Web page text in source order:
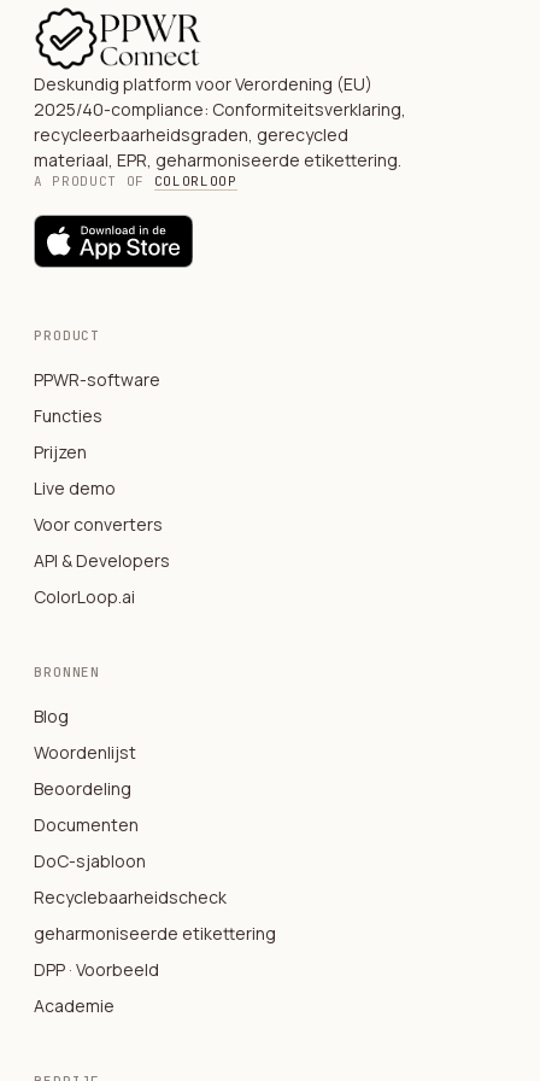
Deskundig platform voor Verordening (EU)
2025/40-compliance: Conformiteitsverklaring,
recycleerbaarheidsgraden, gerecycled
materiaal, EPR, geharmoniseerde etikettering.
A PRODUCT OF COLORLOOP
PRODUCT
PPWR-software
Functies
Prijzen
Live demo
Voor converters
API & Developers
ColorLoop.ai
BRONNEN
Blog
Woordenlijst
Beoordeling
Documenten
DoC-sjabloon
Recyclebaarheidscheck
geharmoniseerde etikettering
DPP · Voorbeeld
Academie